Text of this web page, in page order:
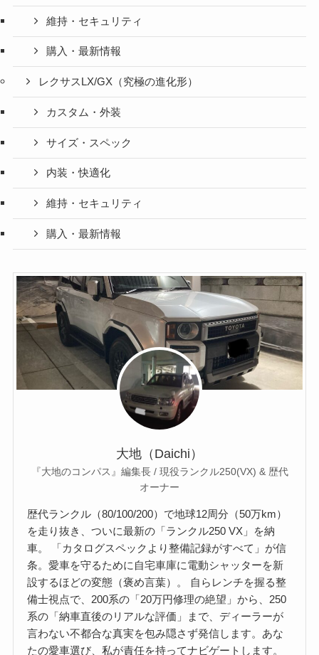
維持・セキュリティ
購入・最新情報
レクサスLX/GX（究極の進化形）
カスタム・外装
サイズ・スペック
内装・快適化
維持・セキュリティ
購入・最新情報
大地（Daichi）
『大地のコンパス』編集長 / 現役ランクル250(VX) & 歴代
オーナー
歴代ランクル（80/100/200）で地球12周分（50万km）
を走り抜き、ついに最新の「ランクル250 VX」を納
車。 「カタログスペックより整備記録がすべて」が信
条。愛車を守るために自宅車庫に電動シャッターを新
設するほどの変態（褒め言葉）。 自らレンチを握る整
備士視点で、200系の「20万円修理の絶望」から、250
系の「納車直後のリアルな評価」まで、ディーラーが
言わない不都合な真実を包み隠さず発信します。あな
たの愛車選び、私が責任を持ってナビゲートします。